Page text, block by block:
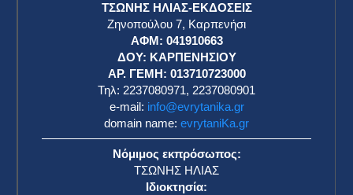
ΤΣΩΝΗΣ ΗΛΙΑΣ-ΕΚΔΟΣΕΙΣ
Ζηνοπούλου 7, Καρπενήσι
ΑΦΜ: 041910663
ΔΟΥ: ΚΑΡΠΕΝΗΣΙΟΥ
ΑΡ. ΓΕΜΗ: 013710723000
Τηλ: 2237080971, 2237080901
e-mail: info@evrytanika.gr
domain name: evrytaniKa.gr
Νόμιμος εκπρόσωπος:
ΤΣΩΝΗΣ ΗΛΙΑΣ
Ιδιοκτησία: